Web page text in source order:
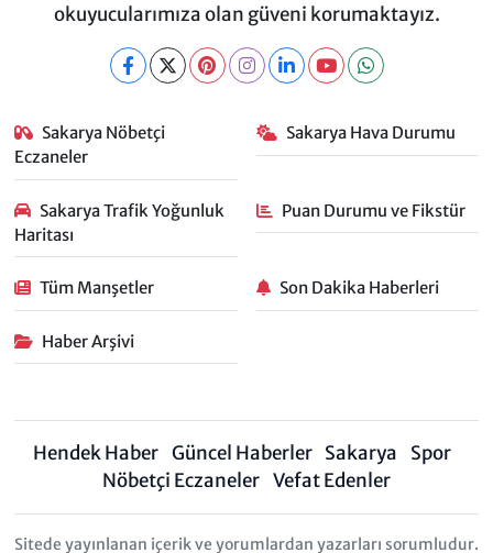
okuyucularımıza olan güveni korumaktayız.
Sakarya Nöbetçi
Eczaneler
Sakarya Hava Durumu
Sakarya Trafik Yoğunluk
Haritası
Puan Durumu ve Fikstür
Tüm Manşetler Son Dakika Haberleri
Haber Arşivi
Hendek Haber Güncel Haberler Sakarya
Spor
Nöbetçi Eczaneler Vefat Edenler
Sitede yayınlanan içerik ve yorumlardan yazarları sorumludur.